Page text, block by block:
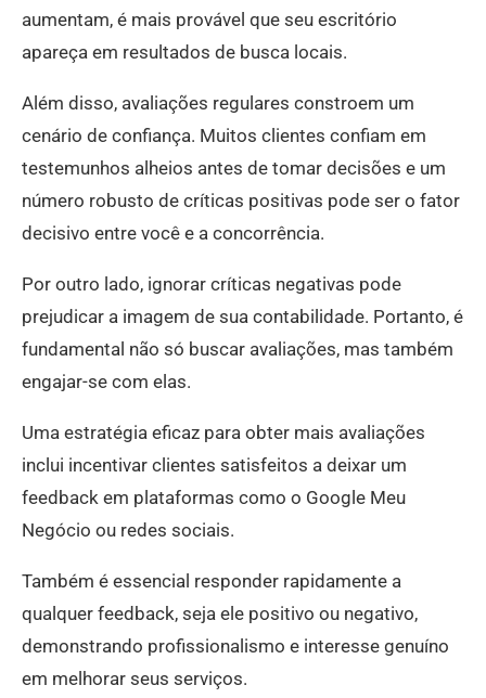
aumentam, é mais provável que seu escritório
apareça em resultados de busca locais.
Além disso, avaliações regulares constroem um
cenário de confiança. Muitos clientes confiam em
testemunhos alheios antes de tomar decisões e um
número robusto de críticas positivas pode ser o fator
decisivo entre você e a concorrência.
Por outro lado, ignorar críticas negativas pode
prejudicar a imagem de sua contabilidade. Portanto, é
fundamental não só buscar avaliações, mas também
engajar-se com elas.
Uma estratégia eficaz para obter mais avaliações
inclui incentivar clientes satisfeitos a deixar um
feedback em plataformas como o Google Meu
Negócio ou redes sociais.
Também é essencial responder rapidamente a
qualquer feedback, seja ele positivo ou negativo,
demonstrando profissionalismo e interesse genuíno
em melhorar seus serviços.